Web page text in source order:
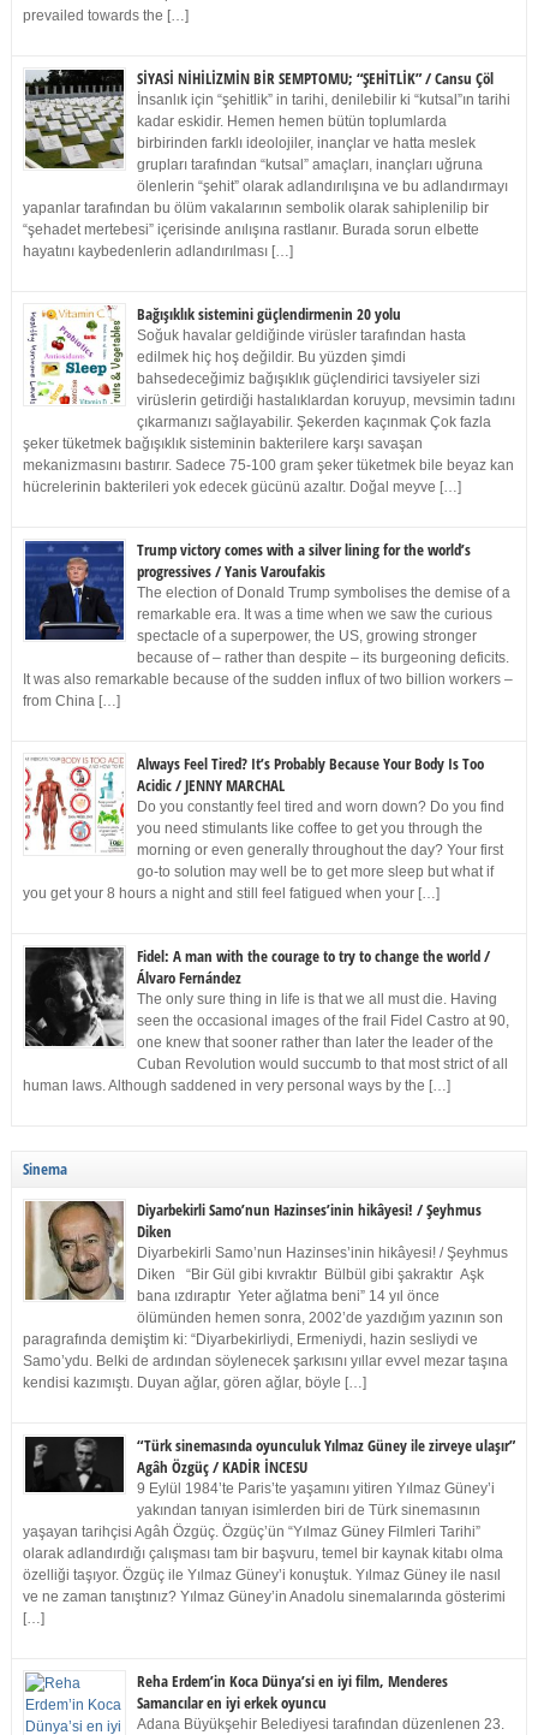
prevailed towards the […]
SİYASİ NİHİLİZMİN BİR SEMPTOMU; “ŞEHİTLİK” / Cansu Çöl
İnsanlık için “şehitlik” in tarihi, denilebilir ki “kutsal”ın tarihi
kadar eskidir. Hemen hemen bütün toplumlarda
birbirinden farklı ideolojiler, inançlar ve hatta meslek
grupları tarafından “kutsal” amaçları, inançları uğruna
ölenlerin “şehit” olarak adlandırılışına ve bu adlandırmayı
yapanlar tarafından bu ölüm vakalarının sembolik olarak sahiplenilip bir
“şehadet mertebesi” içerisinde anılışına rastlanır. Burada sorun elbette
hayatını kaybedenlerin adlandırılması […]
Bağışıklık sistemini güçlendirmenin 20 yolu
Soğuk havalar geldiğinde virüsler tarafından hasta
edilmek hiç hoş değildir. Bu yüzden şimdi
bahsedeceğimiz bağışıklık güçlendirici tavsiyeler sizi
virüslerin getirdiği hastalıklardan koruyup, mevsimin tadını
çıkarmanızı sağlayabilir. Şekerden kaçınmak Çok fazla
şeker tüketmek bağışıklık sisteminin bakterilere karşı savaşan
mekanizmasını bastırır. Sadece 75-100 gram şeker tüketmek bile beyaz kan
hücrelerinin bakterileri yok edecek gücünü azaltır. Doğal meyve […]
Trump victory comes with a silver lining for the world’s
progressives / Yanis Varoufakis
The election of Donald Trump symbolises the demise of a
remarkable era. It was a time when we saw the curious
spectacle of a superpower, the US, growing stronger
because of – rather than despite – its burgeoning deficits.
It was also remarkable because of the sudden influx of two billion workers –
from China […]
Always Feel Tired? It’s Probably Because Your Body Is Too
Acidic / JENNY MARCHAL
Do you constantly feel tired and worn down? Do you find
you need stimulants like coffee to get you through the
morning or even generally throughout the day? Your first
go-to solution may well be to get more sleep but what if
you get your 8 hours a night and still feel fatigued when your […]
Fidel: A man with the courage to try to change the world /
Álvaro Fernández
The only sure thing in life is that we all must die. Having
seen the occasional images of the frail Fidel Castro at 90,
one knew that sooner rather than later the leader of the
Cuban Revolution would succumb to that most strict of all
human laws. Although saddened in very personal ways by the […]
Sinema
Diyarbekirli Samo’nun Hazinses’inin hikâyesi! / Şeyhmus
Diken
Diyarbekirli Samo’nun Hazinses’inin hikâyesi! / Şeyhmus
Diken “Bir Gül gibi kıvraktır Bülbül gibi şakraktır Aşk
bana ızdıraptır Yeter ağlatma beni” 14 yıl önce
ölümünden hemen sonra, 2002’de yazdığım yazının son
paragrafında demiştim ki: “Diyarbekirliydi, Ermeniydi, hazin sesliydi ve
Samo’ydu. Belki de ardından söylenecek şarkısını yıllar evvel mezar taşına
kendisi kazımıştı. Duyan ağlar, gören ağlar, böyle […]
“Türk sinemasında oyunculuk Yılmaz Güney ile zirveye ulaşır”
Agâh Özgüç / KADİR İNCESU
9 Eylül 1984’te Paris’te yaşamını yitiren Yılmaz Güney’i
yakından tanıyan isimlerden biri de Türk sinemasının
yaşayan tarihçisi Agâh Özgüç. Özgüç’ün “Yılmaz Güney Filmleri Tarihi”
olarak adlandırdığı çalışması tam bir başvuru, temel bir kaynak kitabı olma
özelliği taşıyor. Özgüç ile Yılmaz Güney’i konuştuk. Yılmaz Güney ile nasıl
ve ne zaman tanıştınız? Yılmaz Güney’in Anadolu sinemalarında gösterimi
[…]
Reha Erdem’in Koca Dünya’si en iyi film, Menderes
Samancılar en iyi erkek oyuncu
Adana Büyükşehir Belediyesi tarafından düzenlenen 23.